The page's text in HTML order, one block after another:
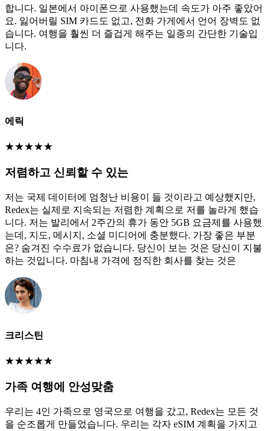
합니다. 일본에서 아이폰으로 사용했는데 속도가 아주 좋았어
요. 잃어버릴 SIM 카드도 없고, 전화 가게에서 언어 장벽도 없
습니다. 여행을 훨씬 더 즐겁게 해주는 일종의 간단한 기술입
니다.
에릭
★★★★★
저렴하고 신뢰할 수 있는
저는 국제 데이터에 엄청난 비용이 들 것이라고 예상했지만,
Redex는 실제로 지속되는 저렴한 계획으로 저를 놀라게 했습
니다. 저는 발리에서 2주간의 휴가 동안 5GB 요금제를 사용했
는데, 지도, 메시지, 소셜 미디어에 충분했다. 가장 좋은 부분
은? 숨겨진 수수료가 없습니다. 당신이 보는 것은 당신이 지불
하는 것입니다. 마침내 가격에 정직한 회사를 찾는 것은
크리스틴
★★★★★
가족 여행에 안성맞춤
우리는 4인 가족으로 영국으로 여행을 갔고, Redex는 모든 것
을 순조롭게 만들었습니다. 우리는 각자 eSIM 계획을 가지고